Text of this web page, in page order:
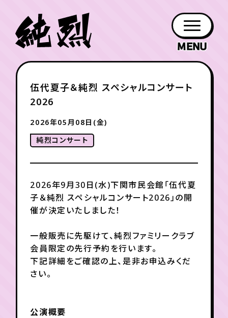
お知らせ 日程 チケット
紹介 作品 日記
グッズ ホーム
ファン
年会員制ファンクラブ
チケット お知らせ
月会員制ファンクラブ
伍代夏子＆純烈 スペシャルコンサート
2026
2026年05月08日(金)
純烈コンサート
2026年9月30日(水)下関市民会館「伍代夏
子＆純烈 スペシャルコンサート2026」の開
催が決定いたしました！
一般販売に先駆けて、純烈ファミリークラブ
会員限定の先行予約を行います。
下記詳細をご確認の上、是非お申込みくだ
さい。
公演概要